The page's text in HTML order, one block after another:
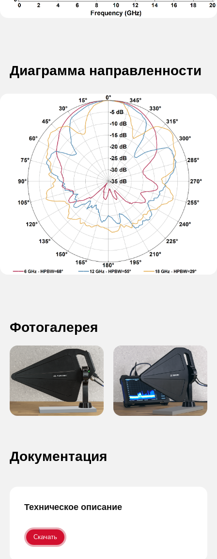
Диаграмма направленности
Фотогалерея
Документация
Техническое описание
Скачать